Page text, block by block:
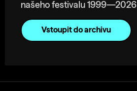
našeho festivalu 1999—2026
Vstoupit do archivu